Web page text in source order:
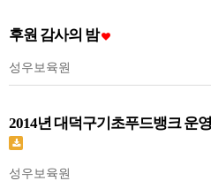
후원 감사의 밤
성우보육원
2014년 대덕구기초푸드뱅크 운
성우보육원